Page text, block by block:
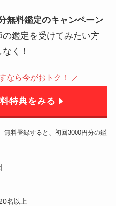
無料鑑定のキャンペーン
鑑定を受けてみたい方
く！
なら今がおトク！ ／
特典をみる
無料登録すると、初回3000円分の鑑
名以上